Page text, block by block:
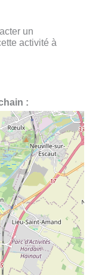
un
activité à
: